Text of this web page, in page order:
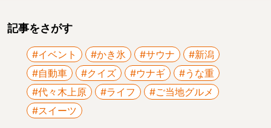
記事をさがす
#イベント #かき氷 #サウナ
#新潟
#自動車
#クイズ #ウナギ
#うな重
#代々木上原
#ライフ
#ご当地グルメ
#スイーツ